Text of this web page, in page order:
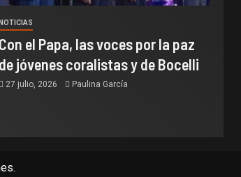
NOTICIAS
Con el Papa, las voces por la paz
de jóvenes coralistas y de Bocelli
27 julio, 2026 Paulina García